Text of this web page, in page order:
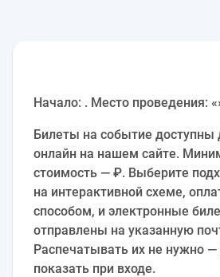
Начало: . Место проведения:
Билеты на событие
онлайн на нашем сайте.
стоимость — ₽. Выберите
на интерактивной схеме,
способом, и электронные
отправлены на указанную
Распечатывать их не нужно —
показать при входе.